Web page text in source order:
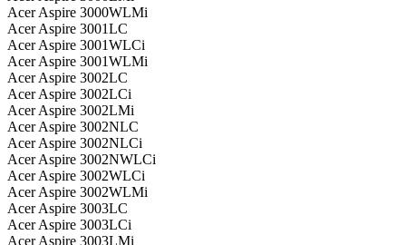
Acer Aspire 3000WLMi
Acer Aspire 3001LC
Acer Aspire 3001WLCi
Acer Aspire 3001WLMi
Acer Aspire 3002LC
Acer Aspire 3002LCi
Acer Aspire 3002LMi
Acer Aspire 3002NLC
Acer Aspire 3002NLCi
Acer Aspire 3002NWLCi
Acer Aspire 3002WLCi
Acer Aspire 3002WLMi
Acer Aspire 3003LC
Acer Aspire 3003LCi
Acer Aspire 3003LMi